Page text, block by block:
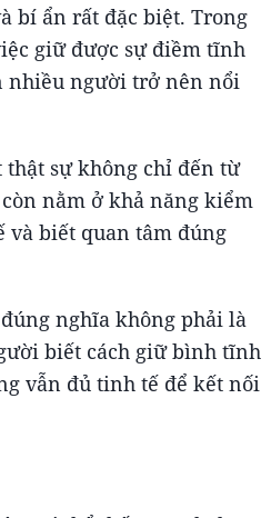
bí ẩn rất đặc biệt. Trong
giữ được sự điềm tĩnh
nhiều người trở nên nổi
sự không chỉ đến từ
nằm ở khả năng kiểm
và biết quan tâm đúng
nghĩa không phải là
biết cách giữ bình tĩnh
vẫn đủ tinh tế để kết nối